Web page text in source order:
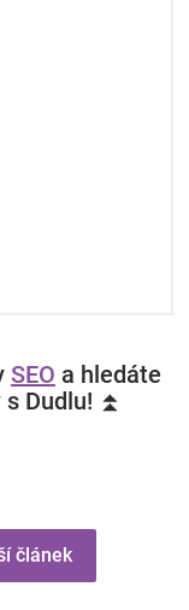
SEO a hledáte
Dudlu! ⏫
článek